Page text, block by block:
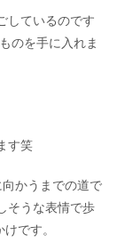
しているのです
のを手に入れま
す笑
かうまでの道で
そうな表情で歩
です。